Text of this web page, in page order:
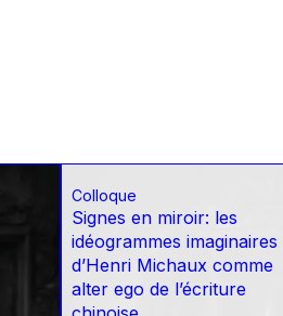
Colloque
Signes en miroir: les
idéogrammes imaginaires
d’Henri Michaux comme
alter ego de l’écriture